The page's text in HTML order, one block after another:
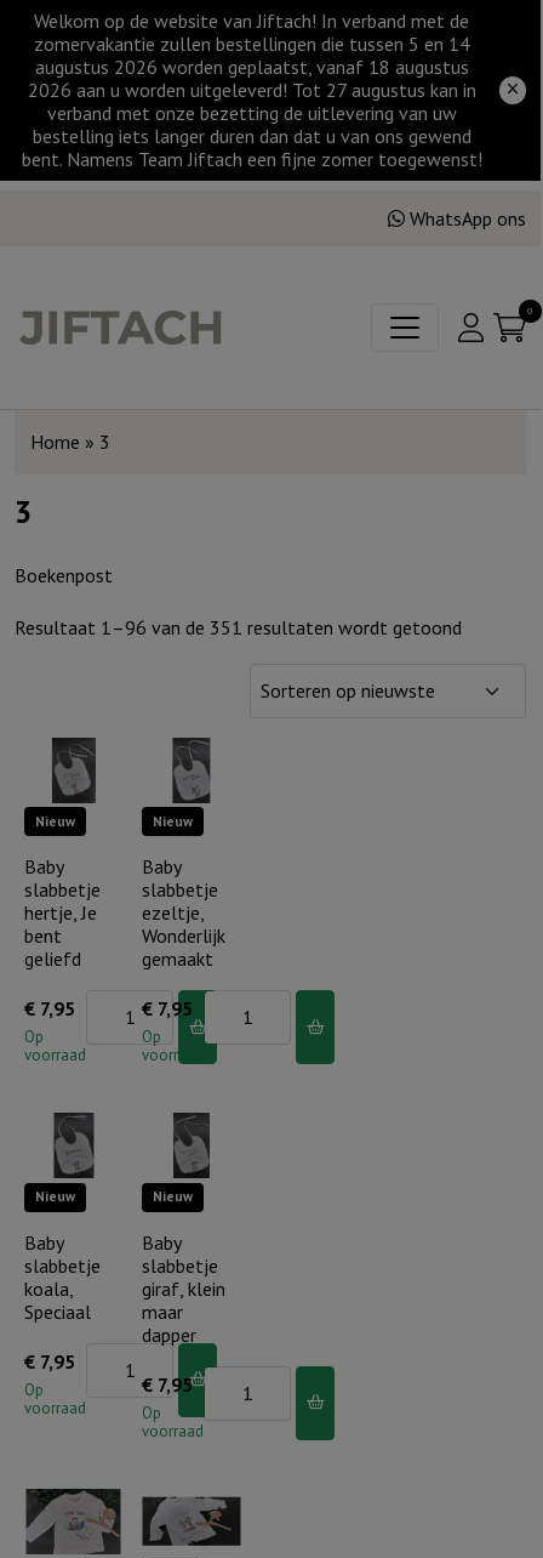
Welkom op de website van Jiftach! In verband met de
zomervakantie zullen bestellingen die tussen 5 en 14
augustus 2026 worden geplaatst, vanaf 18 augustus
2026 aan u worden uitgeleverd! Tot 27 augustus kan in
verband met onze bezetting de uitlevering van uw
bestelling iets langer duren dan dat u van ons gewend
bent. Namens Team Jiftach een fijne zomer toegewenst!
WhatsApp ons
0
Home » 3
3
Boekenpost
Resultaat 1–96 van de 351 resultaten wordt getoond
nieuwste
Nieuw
Baby
slabbetje
hertje, Je
bent
geliefd
€ 7,95
Op
voorraad
slabbetje
bent
geliefd
Nieuw
Baby
slabbetje
ezeltje,
Wonderlijk
gemaakt
€ 7,95
Op
voorraad
slabbetje
ezeltje,
gemaakt
aantal
Nieuw
Baby
slabbetje
koala,
Speciaal
€ 7,95
Op
voorraad
slabbetje
aantal
Nieuw
Baby
slabbetje
giraf, klein
maar
dapper
€ 7,95
Op
voorraad
Baby
slabbetje
maar
dapper